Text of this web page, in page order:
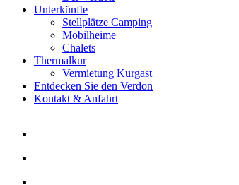
Unterkünfte
Stellplätze Camping
Mobilheime
Chalets
Thermalkur
Vermietung Kurgast
Entdecken Sie den Verdon
Kontakt & Anfahrt